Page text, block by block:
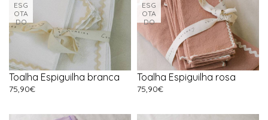
ESG
OTA
DO
Toalha Espiguilha branca
75,90€
ESG
OTA
DO
Toalha Espiguilha rosa
75,90€